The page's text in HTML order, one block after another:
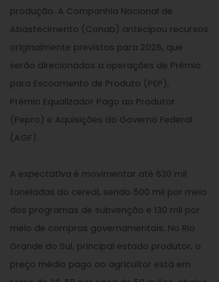
produção. A Companhia Nacional de
Abastecimento (Conab) antecipou recursos
originalmente previstos para 2026, que
serão direcionados a operações de Prêmio
para Escoamento de Produto (PEP),
Prêmio Equalizador Pago ao Produtor
(Pepro) e Aquisições do Governo Federal
(AGF).
A expectativa é movimentar até 630 mil
toneladas do cereal, sendo 500 mil por meio
dos programas de subvenção e 130 mil por
meio de compras governamentais. No Rio
Grande do Sul, principal estado produtor, o
preço médio pago ao agricultor está em